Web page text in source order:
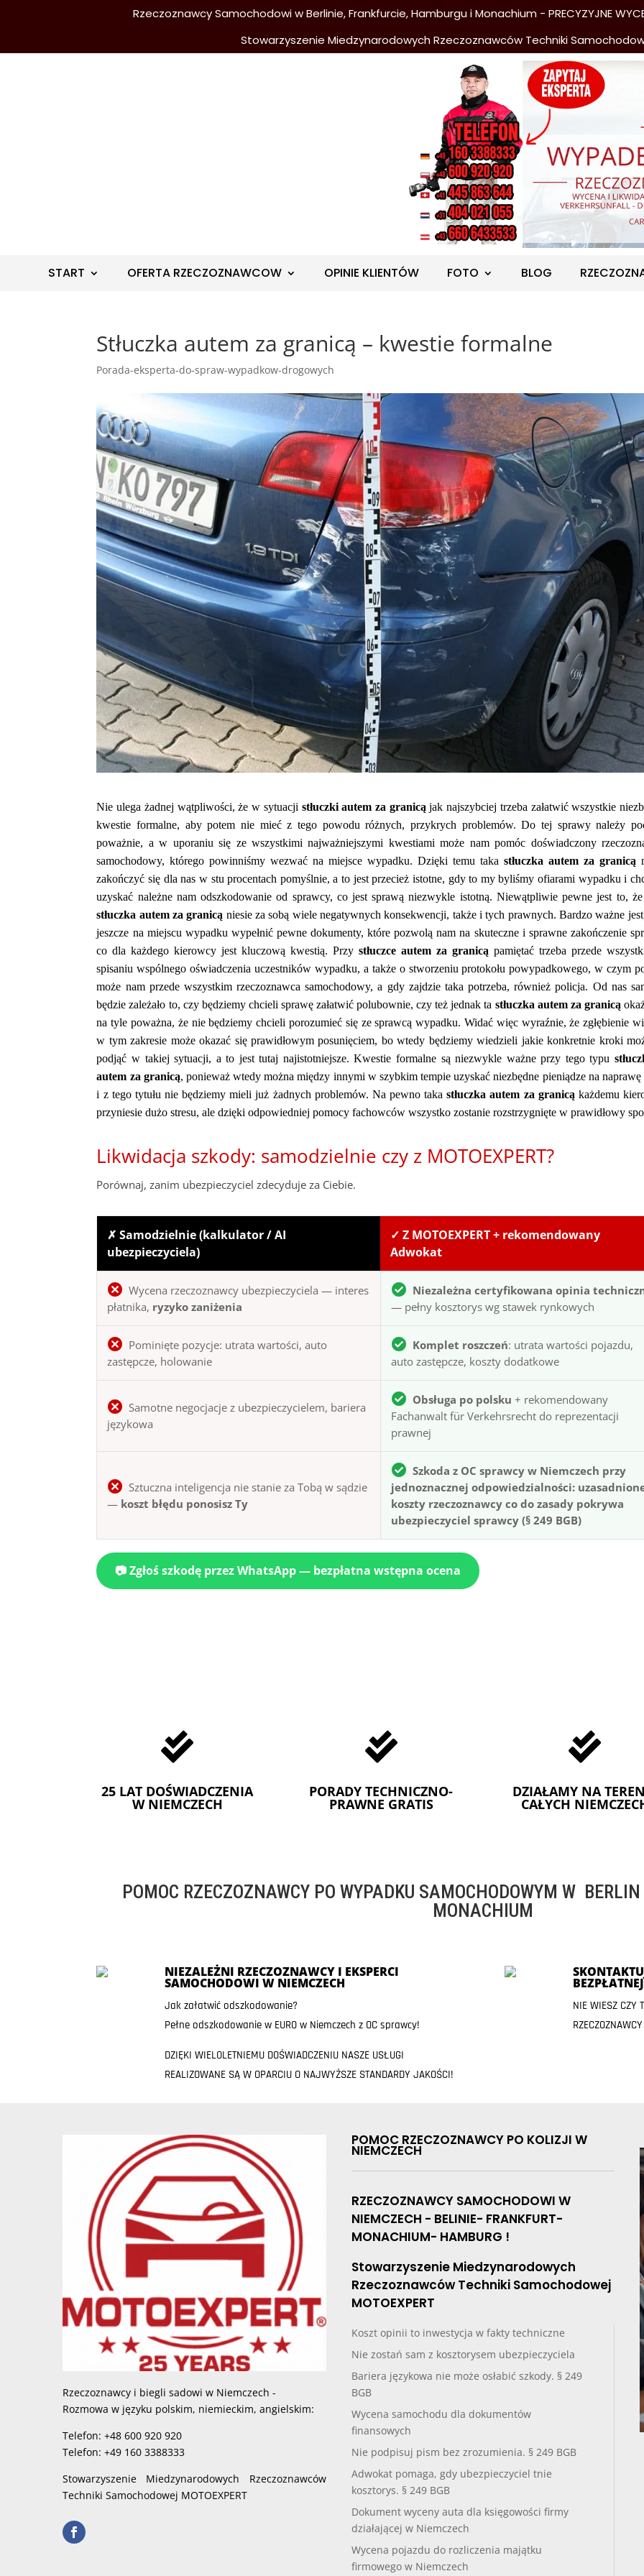
Rzeczoznawcy Samochodowi w Berlinie, Frankfurcie, Hamburgu i Monachium - PRECYZYJNE
Stowarzyszenie Miedzynarodowych Rzeczoznawców Techniki
START OFERTA RZECZOZNAWCOW OPINIE KLIENTÓW FOTO BLOG
Stłuczka autem za granicą – kwestie formalne
Porada-eksperta-do-spraw-wypadkow-drogowych
Nie ulega żadnej wątpliwości, że w sytuacji stłuczki autem za granicą jak najszybciej trzeba załatwić wszystkie
kwestie formalne, aby potem nie mieć z tego powodu różnych, przykrych problemów. Do tej sprawy należy
poważnie, a w uporaniu się ze wszystkimi najważniejszymi kwestiami może nam pomóc doświadczony
samochodowy, którego powinniśmy wezwać na miejsce wypadku. Dzięki temu takastłuczka autem za granicą
zakończyć się dla nas w stu procentach pomyślnie, a to jest przecież istotne, gdy to my byliśmy ofiarami wypadku i
uzyskać należne nam odszkodowanie od sprawcy, co jest sprawą niezwykle istotną. Niewątpliwie pewne jest to,
stłuczka autem za granicą niesie za sobą wiele negatywnych konsekwencji, także i tych prawnych. Bardzo ważne
jeszcze na miejscu wypadku wypełnić pewne dokumenty, które pozwolą nam na skuteczne i sprawne zakończenie
co dla każdego kierowcy jest kluczową kwestią. Przystłuczce autem za granicą pamiętać trzeba przede
spisaniu wspólnego oświadczenia uczestników wypadku, a także o stworzeniu protokołu powypadkowego, w czym
może nam przede wszystkim rzeczoznawca samochodowy, a gdy zajdzie taka potrzeba, również policja. Od nas
będzie zależało to, czy będziemy chcieli sprawę załatwić polubownie, czy też jednak ta stłuczka autem za granicą
na tyle poważna, że nie będziemy chcieli porozumieć się ze sprawcą wypadku. Widać więc wyraźnie, że zgłębienie
w tym zakresie może okazać się prawidłowym posunięciem, bo wtedy będziemy wiedzieli jakie konkretnie kroki
podjąć w takiej sytuacji, a to jest tutaj najistotniejsze. Kwestie formalne są niezwykle ważne przy tego typu
autem za granicą, ponieważ wtedy można między innymi w szybkim tempie uzyskać niezbędne pieniądze na naprawę
i z tego tytułu nie będziemy mieli już żadnych problemów. Na pewno takastłuczka autem za granicą każdemu
przyniesie dużo stresu, ale dzięki odpowiedniej pomocy fachowców wszystko zostanie rozstrzygnięte w prawidłowy
Likwidacja szkody: samodzielnie czy z MOTOEXPERT?
Porównaj, zanim ubezpieczyciel zdecyduje za Ciebie.
✗ Samodzielnie (kalkulator / AI
ubezpieczyciela)
✓ Z MOTOEXPERT + rekomendowany
Adwokat
Wycena rzeczoznawcy ubezpieczyciela — interes
płatnika, ryzyko zaniżenia
Niezależna certyfikowana opinia
— pełny kosztorys wg stawek rynkowych
Pominięte pozycje: utrata wartości, auto
zastępcze, holowanie
Komplet roszczeń: utrata wartości pojazdu,
auto zastępcze, koszty dodatkowe
Samotne negocjacje z ubezpieczycielem, bariera
językowa
Obsługa po polsku + rekomendowany
Fachanwalt für Verkehrsrecht do reprezentacji
prawnej
Sztuczna inteligencja nie stanie za Tobą w sądzie
— koszt błędu ponosisz Ty
Szkoda z OC sprawcy w Niemczech przy
jednoznacznej odpowiedzialności:
koszty rzeczoznawcy co do zasady pokrywa
ubezpieczyciel sprawcy (§ 249 BGB)
📷 Zgłoś szkodę przez WhatsApp — bezpłatna wstępna ocena

25 LAT DOŚWIADCZENIA
W NIEMCZECH

PORADY TECHNICZNO-
PRAWNE GRATIS

DZIAŁAMY NA
CAŁYCH
POMOC RZECZOZNAWCY PO WYPADKU SAMOCHODOWYM W
MONACHIUM
NIEZALEŻNI RZECZOZNAWCY I EKSPERCI
SAMOCHODOWI W NIEMCZECH
Jak załatwić odszkodowanie?
Pełne odszkodowanie w EURO w Niemczech z OC sprawcy!
DZIĘKI WIELOLETNIEMU DOŚWIADCZENIU NASZE USŁUGI
REALIZOWANE SĄ W OPARCIU O NAJWYŻSZE STANDARDY JAKOŚCI!
NIE WIESZ CZY
Rzeczoznawcy i biegli sadowi w Niemczech -
Rozmowa w języku polskim, niemieckim, angielskim:
Telefon: +48 600 920 920
Telefon: +49 160 3388333
Stowarzyszenie Miedzynarodowych Rzeczoznawców
Techniki Samochodowej MOTOEXPERT
POMOC RZECZOZNAWCY PO KOLIZJI W
NIEMCZECH
RZECZOZNAWCY SAMOCHODOWI W
NIEMCZECH - BELINIE- FRANKFURT-
MONACHIUM- HAMBURG !
Stowarzyszenie Miedzynarodowych
Rzeczoznawców Techniki Samochodowej
MOTOEXPERT
Koszt opinii to inwestycja w fakty techniczne
Nie zostań sam z kosztorysem ubezpieczyciela
Bariera językowa nie może osłabić szkody. § 249
BGB
Wycena samochodu dla dokumentów
finansowych
Nie podpisuj pism bez zrozumienia. § 249 BGB
Adwokat pomaga, gdy ubezpieczyciel tnie
kosztorys. § 249 BGB
Dokument wyceny auta dla księgowości firmy
działającej w Niemczech
Wycena pojazdu do rozliczenia majątku
firmowego w Niemczech